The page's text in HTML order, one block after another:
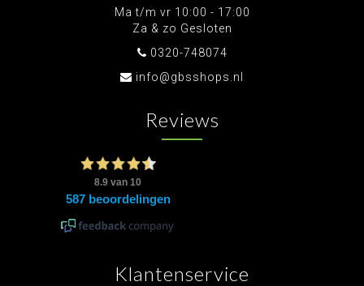
Ma t/m vr 10:00 - 17:00
Za & zo Gesloten
0320-748074
info@gbsshops.nl
Reviews
Klantenservice